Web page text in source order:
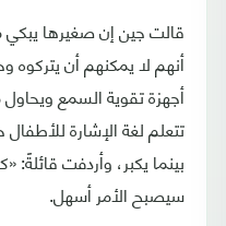
قالت جين إن صغيرها يبكي
أنهم لا يمكنهم أن يتركوه
أجهزة تقوية السمع
تتعلم لغة الإشارة
بينما يكبر، وأردفت
سيصبح الأمر أسهل.